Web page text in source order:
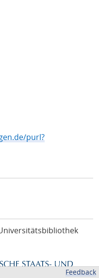
purl?
Feedback